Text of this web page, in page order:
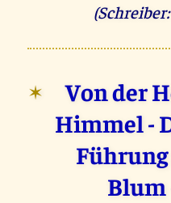
(Schreiber:
✶
Von der
Himmel -
Blum